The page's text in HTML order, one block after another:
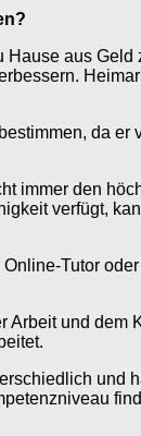
aus
da
immer den
verfügt,
Tutor
und dem
und